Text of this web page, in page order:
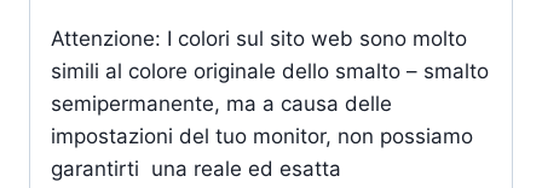
Attenzione: I colori sul sito web sono molto
simili al colore originale dello smalto – smalto
semipermanente, ma a causa delle
impostazioni del tuo monitor, non possiamo
garantirti una reale ed esatta